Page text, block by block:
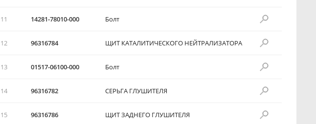
11 14281-78010-000 Болт
12 96316784 ЩИТ КАТАЛИТИЧЕСКОГО НЕЙТРАЛИЗАТОРА
13 01517-06100-000 Болт
14 96316782 СЕРЬГА ГЛУШИТЕЛЯ
15 96316786 ЩИТ ЗАДНЕГО ГЛУШИТЕЛЯ